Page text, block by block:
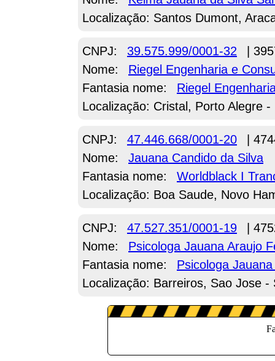
Localização: Santos Dumont,
CNPJ: 39.575.999/0001-32
|
Nome:
Riegel Engenharia e
Fantasia nome:
Riegel
Localização: Cristal, Porto Alegre -
CNPJ: 47.446.668/0001-20
|
Nome:
Jauana Candido da Silva
Fantasia nome:
Worldblack I
Localização: Boa Saude, Novo
CNPJ: 47.527.351/0001-19
|
Nome:
Psicologa Jauana Araujo
Fantasia nome:
Psicologa
Localização: Barreiros, Sao Jose -